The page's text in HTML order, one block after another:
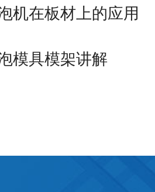
机在板材上的应用
模具模架讲解